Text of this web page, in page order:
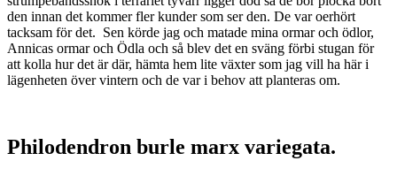
den innan det kommer fler kunder som ser den. De var oerhört
tacksam för det. Sen körde jag och matade mina ormar och ödlor,
Annicas ormar och Ödla och så blev det en sväng förbi stugan för
att kolla hur det är där, hämta hem lite växter som jag vill ha här i
lägenheten över vintern och de var i behov att planteras om.
Philodendron burle marx variegata.